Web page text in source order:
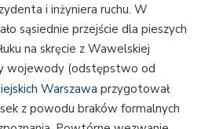
i inżyniera ruchu. W
sąsiednie przejście dla pieszych
na skręcie z Wawelskiej
wojewody (odstępstwo od
Warszawa przygotował
z powodu braków formalnych